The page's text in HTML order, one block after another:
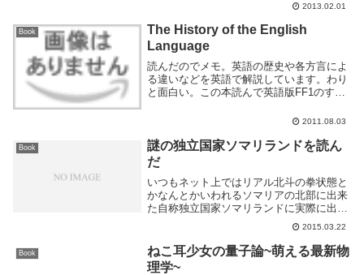
2013.02.01
Book
The History of the English
Language
読んだのでメモ。英語の歴史や各方言によ
る違いなどを英語で解説しています。わり
と面白い。この本読んで英語版FF1のすご
代劇の日本語みたいなもんっすねあれ
シリーズは、英...
2011.08.03
Book
謎の独立国家ソマリランドを読ん
だ
いつもネット上ではリアル北斗の拳状態と
かなんとかいわれるソマリアの北部に出来
た自称独立国家ソマリランドに実際に出か
けてソマリ文化にどっぷり浸かって帰って
きた人の本です。めっちゃ面白いです。
Kindle 版もあります。ソマリランドの事が
メイン...
2015.03.22
Book
ねこ耳少女の量子論~萌える最新物
理学~